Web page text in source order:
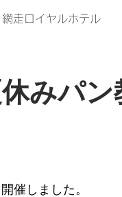
網走ロイヤルホテル
みパン
催しました。